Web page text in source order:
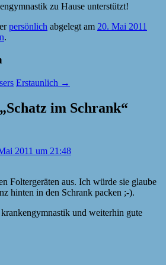
zu Hause unterstützt!
persönlich abgelegt am 20. Mai 2011
.
Erstaunlich →
Schatz im Schrank“
2011 um 21:48
Foltergeräten aus. Ich würde sie glaube
hinten in den Schrank packen ;-).
und weiterhin gute